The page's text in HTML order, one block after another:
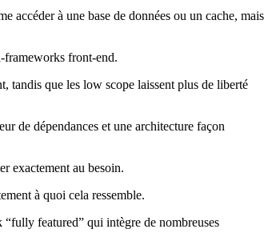
accéder à une base de données ou un cache, mais
front‑end.
tandis que les low scope laissent plus de liberté
de dépendances et une architecture façon
exactement au besoin.
à quoi cela ressemble.
featured” qui intègre de nombreuses